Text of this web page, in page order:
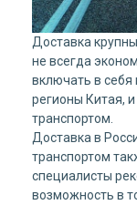
Доставка
не всегда
включать в себя
регионы Китая,
транспортом.
Доставка в
транспортом
специалисты
возможность в